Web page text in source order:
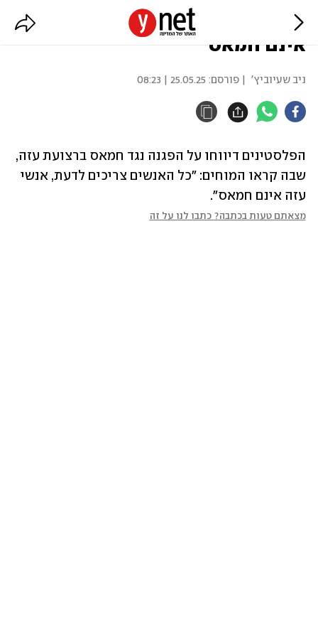
פלסטינים מחו ברצועה: "אנשי עזה
אינם חמאס"
ניב שעיוביץ' | פורסם: 25.05.25 | 08:23
עזה אינם חמאס".
מצאתם טעות בכתבה? כתבו לנו על זה